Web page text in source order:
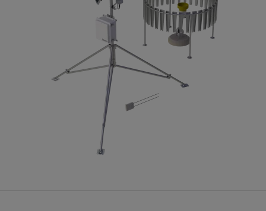
BP12
Enclosures & Mounting
メインステーションマウント
7～10 フィートの亜鉛メッキ鋼管三脚、接地
キット付き (CM106B)
CM106B は、センサ、ソーラーパネル、アンテナ、
計器筐体の取り付け用に設計された、調整可能な汎
用三脚です。